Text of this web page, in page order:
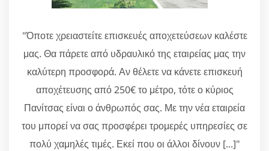
"Όποτε χρειαστείτε επισκευές αποχετεύσεων καλέστε
μας. Θα πάρετε από υδραυλικό της εταιρείας μας την
καλύτερη προσφορά. Αν θέλετε να κάνετε επισκευή
αποχέτευσης από 250€ το μέτρο, τότε ο κύριος
Πανίτσας είναι ο άνθρωπός σας. Με την νέα εταιρεία
του μπορεί να σας προσφέρει τρομερές υπηρεσίες σε
πολύ χαμηλές τιμές. Εκεί που οι άλλοι δίνουν [...]"